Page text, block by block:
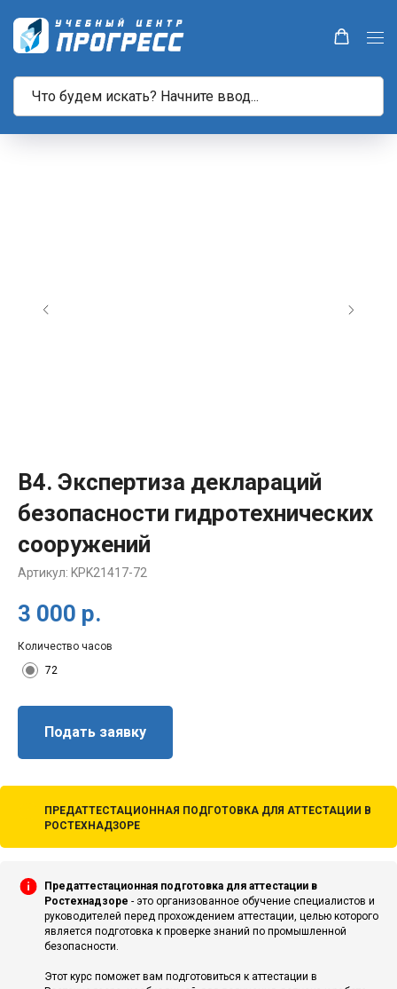
В4. Экспертиза деклараций
безопасности гидротехнических
сооружений
Артикул: KPK21417-72
3 000 р.
Количество часов
72
Подать заявку
ПРЕДАТТЕСТАЦИОННАЯ ПОДГОТОВКА ДЛЯ АТТЕСТАЦИИ В
РОСТЕХНАДЗОРЕ
Предаттестационная подготовка для аттестации в
Ростехнадзоре - это организованное обучение специалистов и
руководителей перед прохождением аттестации, целью которого
является подготовка к проверке знаний по промышленной
безопасности.
Этот курс поможет вам подготовиться к аттестации в